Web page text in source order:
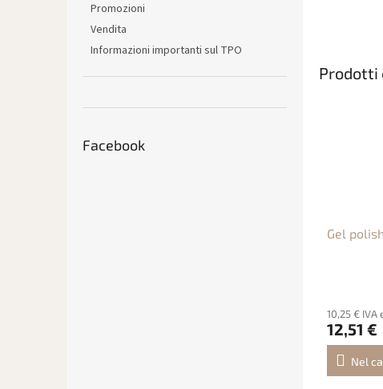
Promozioni
Vendita
Informazioni importanti sul TPO
Facebook
Prodotti
Gel
10,25 € IVA
12,51 €
Nel